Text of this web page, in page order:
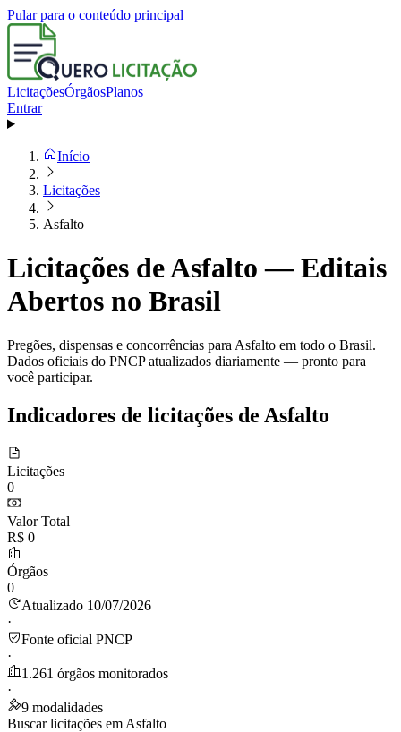
Pular para o conteúdo principal
LicitaçõesÓrgãosPlanos
Entrar
Início
Licitações
Asfalto
Licitações de Asfalto — Editais
Abertos no Brasil
Pregões, dispensas e concorrências para Asfalto em todo o Brasil.
Dados oficiais do PNCP atualizados diariamente — pronto para
você participar.
Indicadores de licitações de Asfalto
Licitações
0
Valor Total
R$ 0
Órgãos
0
Atualizado 10/07/2026
·
Fonte oficial PNCP
·
1.261 órgãos monitorados
·
9 modalidades
Buscar licitações em Asfalto